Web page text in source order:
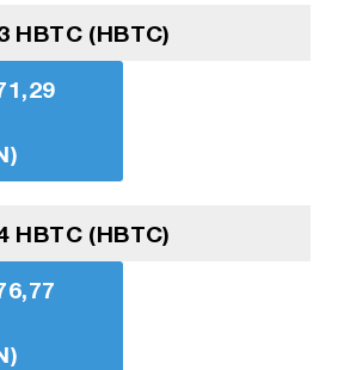
HBTC (HBTC)
HBTC (HBTC)